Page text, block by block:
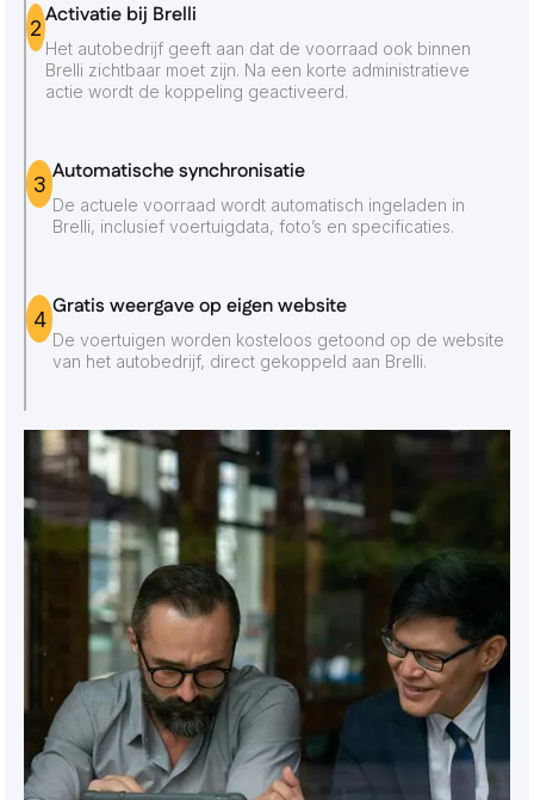
2Activatie bij Brelli
Het autobedrijf geeft aan dat de voorraad ook binnen
Brelli zichtbaar moet zijn. Na een korte administratieve
actie wordt de koppeling geactiveerd.
3 Automatische synchronisatie
De actuele voorraad wordt automatisch ingeladen in
Brelli, inclusief voertuigdata, foto’s en specificaties.
4 Gratis weergave op eigen website
De voertuigen worden kosteloos getoond op de website
van het autobedrijf, direct gekoppeld aan Brelli.